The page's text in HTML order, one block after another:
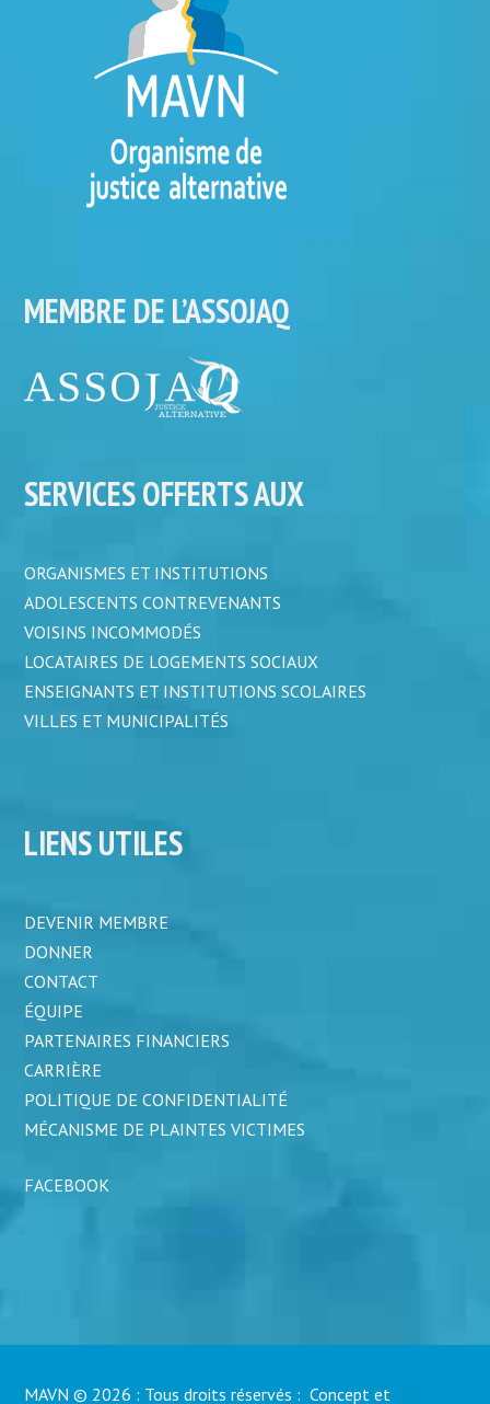
MEMBRE DE L’ASSOJAQ
SERVICES OFFERTS AUX
ORGANISMES ET INSTITUTIONS
ADOLESCENTS CONTREVENANTS
VOISINS INCOMMODÉS
LOCATAIRES DE LOGEMENTS SOCIAUX
ENSEIGNANTS ET INSTITUTIONS SCOLAIRES
VILLES ET MUNICIPALITÉS
LIENS UTILES
DEVENIR MEMBRE
DONNER
CONTACT
ÉQUIPE
PARTENAIRES FINANCIERS
CARRIÈRE
POLITIQUE DE CONFIDENTIALITÉ
MÉCANISME DE PLAINTES VICTIMES
FACEBOOK
MAVN © 2026 : Tous droits réservés : Concept et